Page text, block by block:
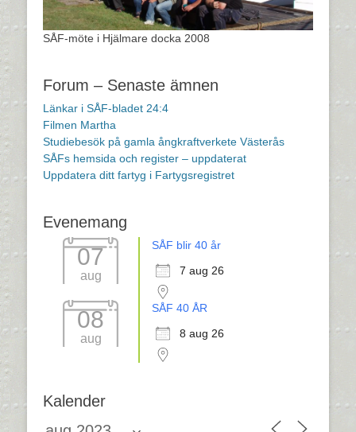
SÅF-möte i Hjälmare docka 2008
Forum – Senaste ämnen
Länkar i SÅF-bladet 24:4
Filmen Martha
Studiebesök på gamla ångkraftverkete Västerås
SÅFs hemsida och register – uppdaterat
Uppdatera ditt fartyg i Fartygsregistret
Evenemang
07
aug
SÅF blir 40 år
7 aug 26
08
aug
SÅF 40 ÅR
8 aug 26
Kalender